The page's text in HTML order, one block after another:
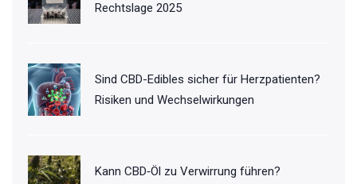
Rechtslage 2025
Sind CBD-Edibles sicher für Herzpatienten?
Risiken und Wechselwirkungen
Kann CBD‑Öl zu Verwirrung führen?